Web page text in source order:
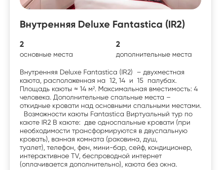
Внутренняя Deluxe Fantastica (IR2)
2
основные места
2
дополнительные места
Внутренняя Deluxe Fantastica (IR2) – двухместная
каюта, расположенная на 12, 14 и 15 палубах.
Площадь каюты ≈ 14 м². Максимальная вместимость: 4
человека. Дополнительные спальные места –
откидные кровати над основными спальными местами.
Возможности каюты Fantastica Виртуальный тур по
каюте IR2 В каюте: две односпальные кровати (при
необходимости трансформируются в двуспальную
кровать), ванная комната (раковина, душ,
туалет), телефон, фен, мини-бар, сейф, кондиционер,
интерактивное TV, беспроводной интернет
(оплачивается дополнительно), каюта без окна.